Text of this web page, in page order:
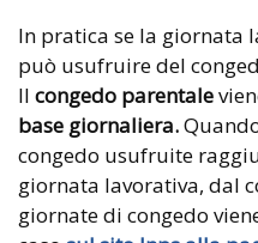
In pratica se la giornata
può usufruire del
Il congedo parentale
base giornaliera.
congedo usufruite
giornata lavorativa, dal
giornate di congedo